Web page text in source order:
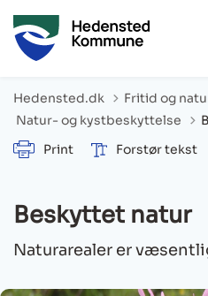
Hedensted.dk Fritid og
Tilbage til
Natur- og kystbeskyttelse
Print
Forstør tekst
Beskyttet natur
Naturarealer er